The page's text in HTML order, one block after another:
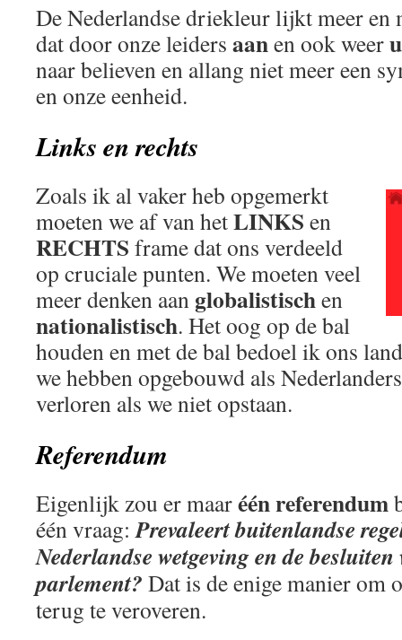
De Nederlandse driekleur lijkt meer en
dat door onze leiders aanen ook weer
naar believen en allang niet meer een
en onze eenheid.
Links en rechts
Zoals ik al vaker heb opgemerkt
moeten we af van hetLINKS en
RECHTS frame dat ons verdeeld
op cruciale punten. We moeten veel
meer denken aan globalistischen
nationalistisch. Het oog op de bal
houden en met de bal bedoel ik ons
we hebben opgebouwd als
verloren als we niet opstaan.
Referendum
Eigenlijk zou er maaréén referendum
één vraag: Prevaleert buitenlandse
Nederlandse wetgeving en de
parlement? Dat is de enige manier om
terug te veroveren.